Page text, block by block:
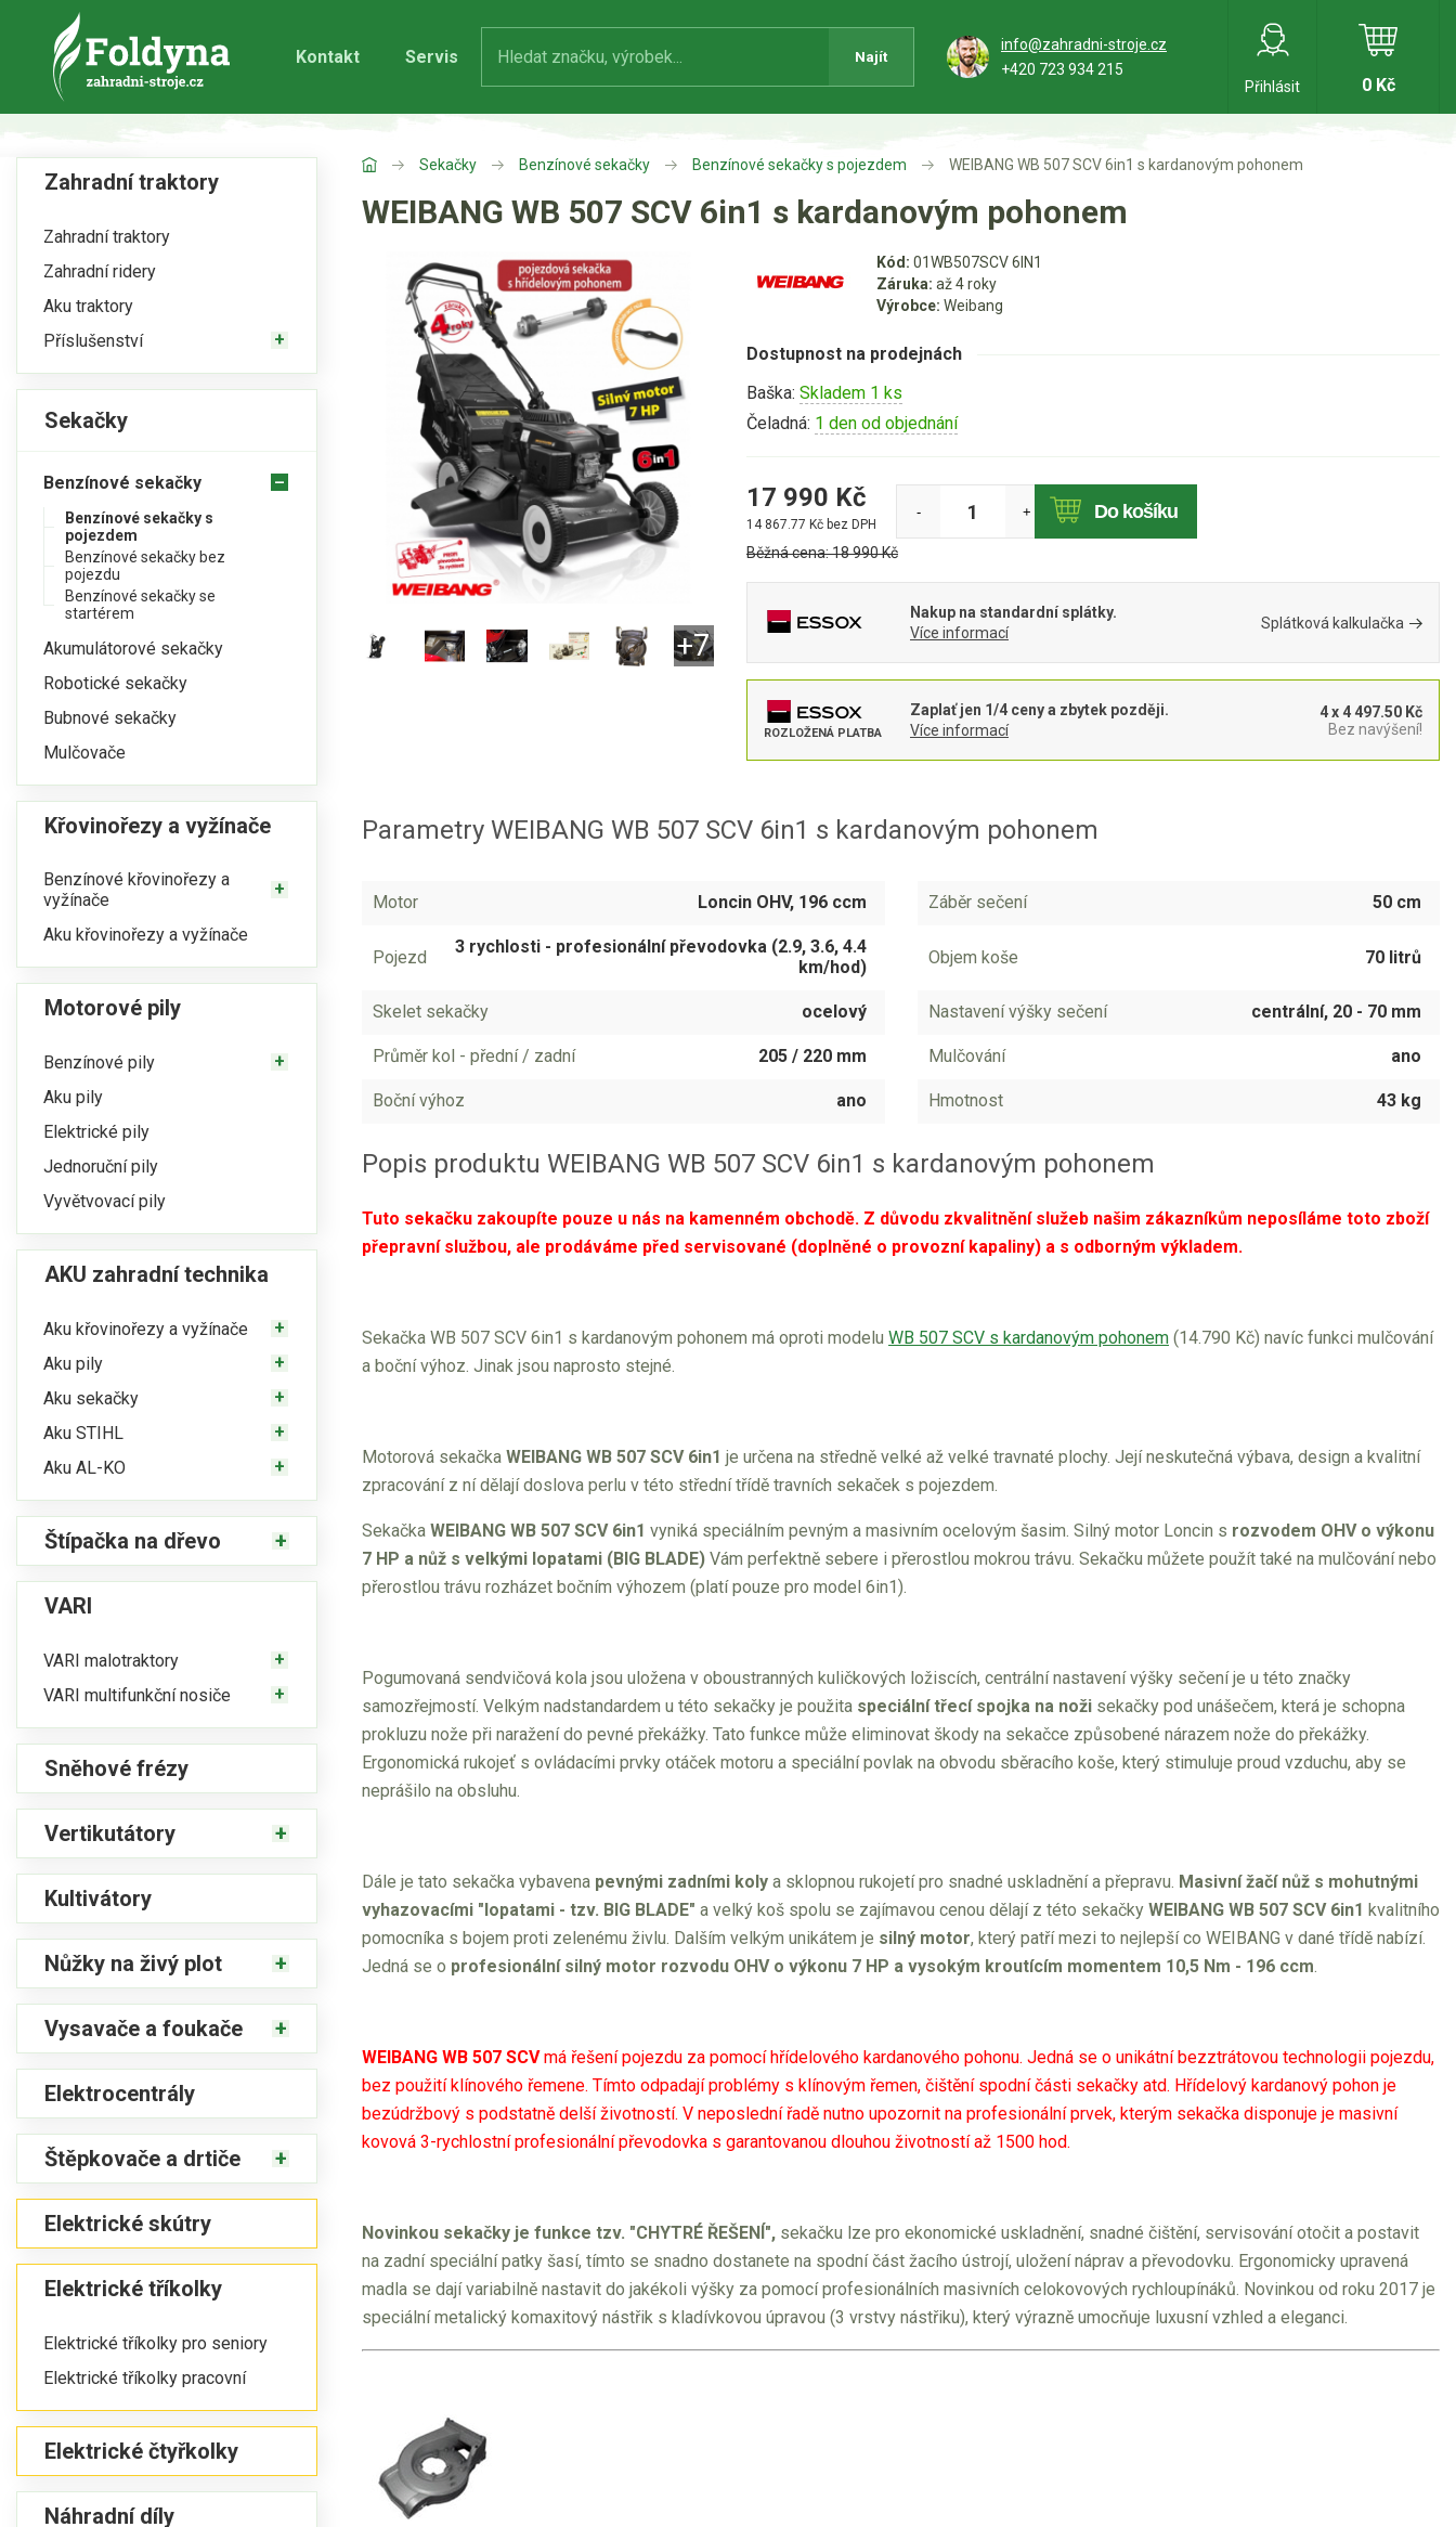
Kontakt Servis Najít
info@zahradni-stroje.cz
+420 723 934 215
Přihlásit
0 Kč
Zahradní traktory
Zahradní traktory
Zahradní ridery
Aku traktory
Příslušenství
Sekačky
Benzínové sekačky
Benzínové sekačky s
pojezdem
Benzínové sekačky bez
pojezdu
Benzínové sekačky se
startérem
Akumulátorové sekačky
Robotické sekačky
Bubnové sekačky
Mulčovače
Křovinořezy a vyžínače
Benzínové křovinořezy a
vyžínače
Aku křovinořezy a vyžínače
Motorové pily
Benzínové pily
Aku pily
Elektrické pily
Jednoruční pily
Vyvětvovací pily
AKU zahradní technika
Aku křovinořezy a vyžínače
Aku pily
Aku sekačky
Aku STIHL
Aku AL-KO
Štípačka na dřevo
VARI
VARI malotraktory
VARI multifunkční nosiče
Sněhové frézy
Vertikutátory
Kultivátory
Nůžky na živý plot
Vysavače a foukače
Elektrocentrály
Štěpkovače a drtiče
Elektrické skútry
Elektrické tříkolky
Elektrické tříkolky pro seniory
Elektrické tříkolky pracovní
Elektrické čtyřkolky
Náhradní díly
Sekačky Benzínové sekačky Benzínové sekačky s pojezdem WEIBANG WB 507 SCV 6in1 s kardanovým pohonem
WEIBANG WB 507 SCV 6in1 s kardanovým pohonem
Kód: 01WB507SCV 6IN1
Záruka: až 4 roky
Výrobce: Weibang
Dostupnost na prodejnách
Baška: Skladem 1 ks
Čeladná: 1 den od objednání
17 990 Kč
14 867.77 Kč bez DPH
Běžná cena:18 990Kč
- + Do košíku
Nakup na standardní splátky.
Více informací
Splátková kalkulačka
ROZLOŽENÁ PLATBA
Zaplať jen 1/4 ceny a zbytek později.
Více informací
4 x 4 497.50 Kč
Bez navýšení!
Parametry WEIBANG WB 507 SCV 6in1 s kardanovým pohonem
Motor Loncin OHV, 196 ccm Záběr sečení 50 cm
Pojezd
3 rychlosti - profesionální převodovka (2.9, 3.6, 4.4
km/hod)
Objem koše 70 litrů
Skelet sekačky ocelový Nastavení výšky sečení centrální, 20 - 70 mm
Průměr kol - přední / zadní 205 / 220 mm Mulčování ano
Boční výhoz ano Hmotnost 43 kg
Popis produktu WEIBANG WB 507 SCV 6in1 s kardanovým pohonem
Tuto sekačku zakoupíte pouze u nás na kamenném obchodě. Z důvodu zkvalitnění služeb našim zákazníkům neposíláme toto zboží
přepravní službou, ale prodáváme před servisované (doplněné o provozní kapaliny) a s odborným výkladem.
Sekačka WB 507 SCV 6in1 s kardanovým pohonem má oproti modelu WB 507 SCV s kardanovým pohonem (14.790 Kč) navíc funkci mulčování
a boční výhoz. Jinak jsou naprosto stejné.
Motorová sekačka WEIBANG WB 507 SCV 6in1 je určena na středně velké až velké travnaté plochy. Její neskutečná výbava, design a kvalitní
zpracování z ní dělají doslova perlu v této střední třídě travních sekaček s pojezdem.
Sekačka WEIBANG WB 507 SCV 6in1 vyniká speciálním pevným a masivním ocelovým šasim. Silný motor Loncin s rozvodem OHV o výkonu
7 HP a nůž s velkými lopatami (BIG BLADE) Vám perfektně sebere i přerostlou mokrou trávu. Sekačku můžete použít také na mulčování nebo
přerostlou trávu rozházet bočním výhozem (platí pouze pro model 6in1).
Pogumovaná sendvičová kola jsou uložena v oboustranných kuličkových ložiscích, centrální nastavení výšky sečení je u této značky
samozřejmostí. Velkým nadstandardem u této sekačky je použita speciální třecí spojka na noži sekačky pod unášečem, která je schopna
prokluzu nože při naražení do pevné překážky. Tato funkce může eliminovat škody na sekačce způsobené nárazem nože do překážky.
Ergonomická rukojeť s ovládacími prvky otáček motoru a speciální povlak na obvodu sběracího koše, který stimuluje proud vzduchu, aby se
neprášilo na obsluhu.
Dále je tato sekačka vybavena pevnými zadními koly a sklopnou rukojetí pro snadné uskladnění a přepravu. Masivní žačí nůž s mohutnými
vyhazovacími "lopatami - tzv. BIG BLADE" a velký koš spolu se zajímavou cenou dělají z této sekačky WEIBANG WB 507 SCV 6in1 kvalitního
pomocníka s bojem proti zelenému živlu. Dalším velkým unikátem je silný motor, který patří mezi to nejlepší co WEIBANG v dané třídě nabízí.
Jedná se o profesionální silný motor rozvodu OHV o výkonu 7 HP a vysokým kroutícím momentem 10,5 Nm - 196 ccm.
WEIBANG WB 507 SCVmá řešení pojezdu za pomocí hřídelového kardanového pohonu. Jedná se o unikátní bezztrátovou technologii pojezdu,
bez použití klínového řemene. Tímto odpadají problémy s klínovým řemen, čištění spodní části sekačky atd. Hřídelový kardanový pohon je
bezúdržbový s podstatně delší životností. V neposlední řadě nutno upozornit na profesionální prvek, kterým sekačka disponuje je masivní
kovová 3-rychlostní profesionální převodovka s garantovanou dlouhou životností až 1500 hod.
Novinkou sekačky je funkce tzv. "CHYTRÉ ŘEŠENÍ", sekačku lze pro ekonomické uskladnění, snadné čištění, servisování otočit a postavit
na zadní speciální patky šasí, tímto se snadno dostanete na spodní část žacího ústrojí, uložení náprav a převodovku. Ergonomicky upravená
madla se dají variabilně nastavit do jakékoli výšky za pomocí profesionálních masivních celokovových rychloupínáků. Novinkou od roku 2017 je
speciální metalický komaxitový nástřik s kladívkovou úpravou (3 vrstvy nástřiku), který výrazně umocňuje luxusní vzhled a eleganci.